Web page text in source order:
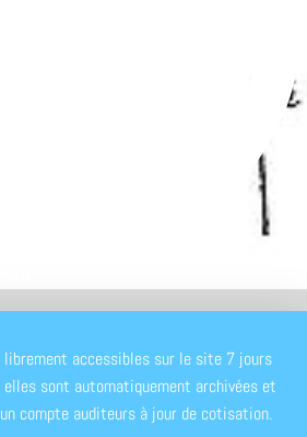
accessibles sur le site 7 jours
elles sont automatiquement archivées et
compte auditeurs à jour de cotisation.